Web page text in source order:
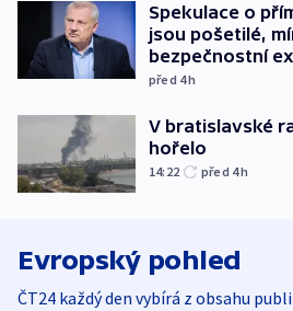
Spekulace o
jsou pošetilé,
bezpečnostní
před 4h
V bratislavské
hořelo
14:22 před 4h
Evropský pohled
ČT24 každý den vybírá z obsahu